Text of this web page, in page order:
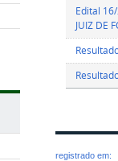
Edital 16/
JUIZ DE
registrado em: